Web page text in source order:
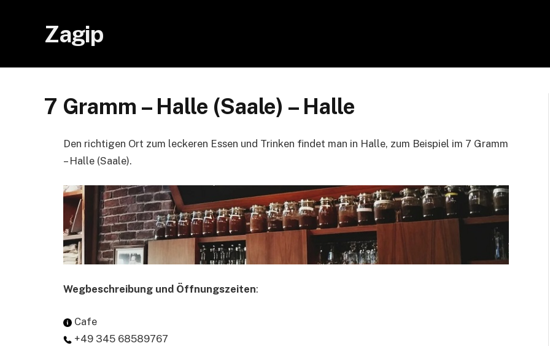
Zagip
7 Gramm – Halle (Saale) – Halle
Den richtigen Ort zum leckeren Essen und Trinken findet man in Halle, zum Beispiel im 7 Gramm
– Halle (Saale).
Wegbeschreibung und Öffnungszeiten:
Cafe
+49 345 68589767